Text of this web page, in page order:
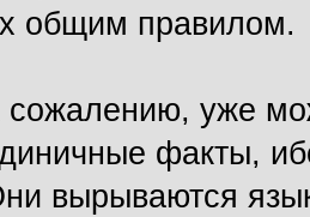
общим правилом.
сожалению, уже
факты,
вырываются